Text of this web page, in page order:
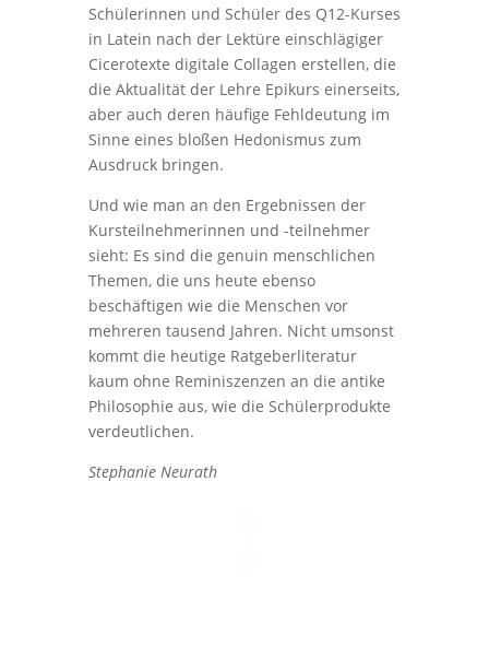
Schülerinnen und Schüler des Q12-Kurses
in Latein nach der Lektüre einschlägiger
Cicerotexte digitale Collagen erstellen, die
die Aktualität der Lehre Epikurs einerseits,
aber auch deren häufige Fehldeutung im
Sinne eines bloßen Hedonismus zum
Ausdruck bringen.
Und wie man an den Ergebnissen der
Kursteilnehmerinnen und -teilnehmer
sieht: Es sind die genuin menschlichen
Themen, die uns heute ebenso
beschäftigen wie die Menschen vor
mehreren tausend Jahren. Nicht umsonst
kommt die heutige Ratgeberliteratur
kaum ohne Reminiszenzen an die antike
Philosophie aus, wie die Schülerprodukte
verdeutlichen.
Stephanie Neurath